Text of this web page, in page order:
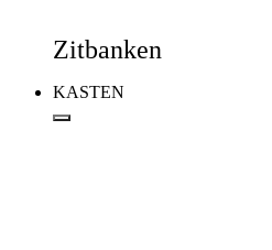
Zitbanken
KASTEN